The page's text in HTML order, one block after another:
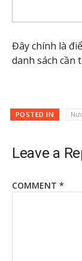
Đây chính là
danh sách cần
POSTED IN
Leave a
COMMENT *